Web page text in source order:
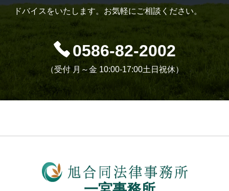
ドバイスをいたします。お気軽にご相談ください。
0586-82-2002
（受付 月～金 10:00-17:00土日祝休）